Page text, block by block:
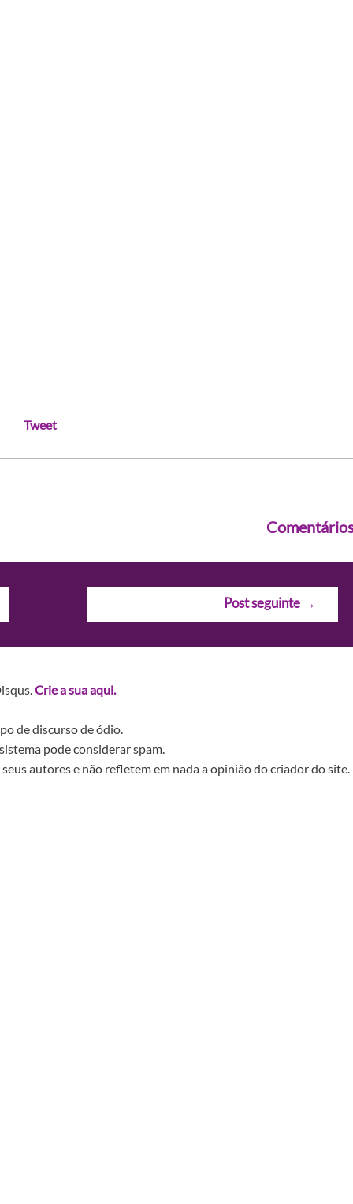
Tweet
Post seguinte →
Crie a sua aqui.
de discurso de ódio.
pode considerar spam.
autores e não refletem em nada a opinião do criador do site.